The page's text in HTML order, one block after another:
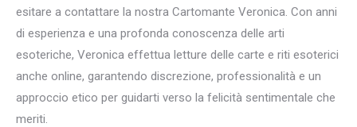
esitare a contattare la nostra Cartomante Veronica. Con anni
di esperienza e una profonda conoscenza delle arti
esoteriche, Veronica effettua letture delle carte e riti esoterici
anche online, garantendo discrezione, professionalità e un
approccio etico per guidarti verso la felicità sentimentale che
meriti.